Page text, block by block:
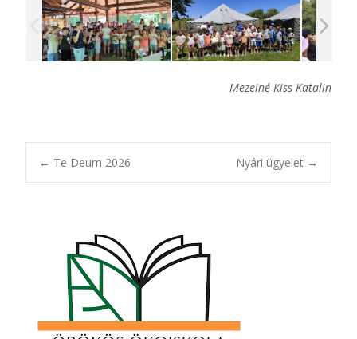
Mezeiné Kiss Katalin
Post
navigation
← Te Deum 2026 Nyári ügyelet →